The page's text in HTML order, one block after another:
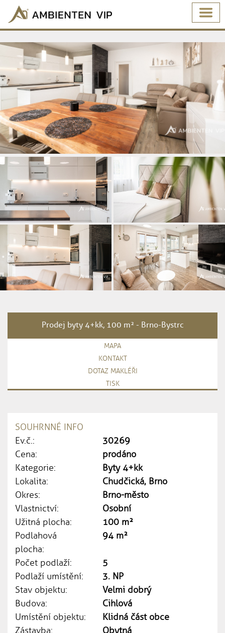
Prodej byty 4+kk, 100 m² - Brno-Bystrc
MAPA
KONTAKT
DOTAZ MAKLÉŘI
TISK
SOUHRNNÉ INFO
Ev.č.:
30269
Cena:
prodáno
Kategorie:
Byty 4+kk
Lokalita:
Chudčická, Brno
Okres:
Brno-město
Vlastnictví:
Osobní
Užitná plocha:
100 m²
Podlahová
plocha:
94 m²
Počet podlaží:
5
Podlaží umístění:
3. NP
Stav objektu:
Velmi dobrý
Budova:
Cihlová
Umístění objektu:
Klidná část obce
Zástavba:
Obytná